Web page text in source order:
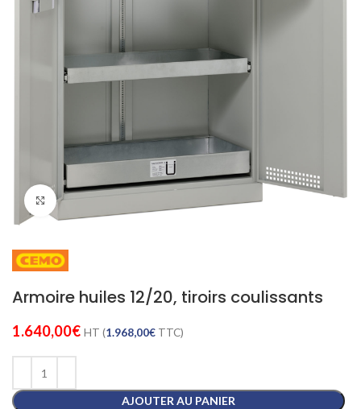
Cliquez pour agrandir
Armoire huiles 12/20, tiroirs coulissants
1.640,00€ HT (1.968,00€ TTC)
AJOUTER AU PANIER